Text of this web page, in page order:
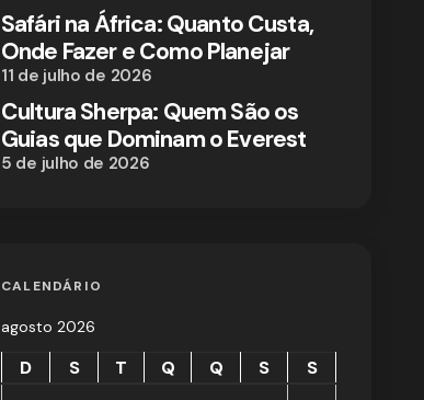
Safári na África: Quanto Custa,
Onde Fazer e Como Planejar
11 de julho de 2026
Cultura Sherpa: Quem São os
Guias que Dominam o Everest
5 de julho de 2026
CALENDÁRIO
agosto 2026
D S T Q Q S
S